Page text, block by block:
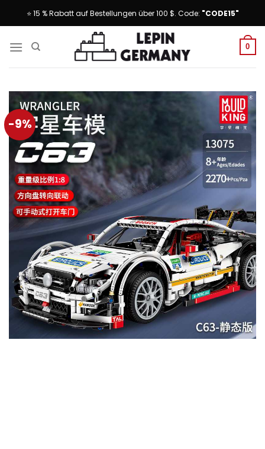
⭐ 15 % Rabatt auf Bestellungen über 100 $. Code: "CODE15"
0
-9%